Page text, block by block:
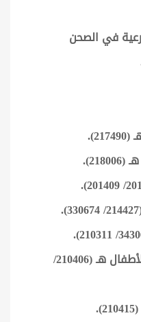
في الصحن
مستشفى الزهراء للولادة والأطفال هـ (210406/